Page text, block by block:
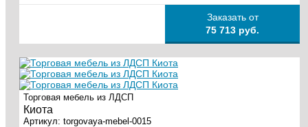
Заказать от
75 713 руб.
Торговая мебель из ЛДСП
Киота
Артикул: torgovaya-mebel-0015